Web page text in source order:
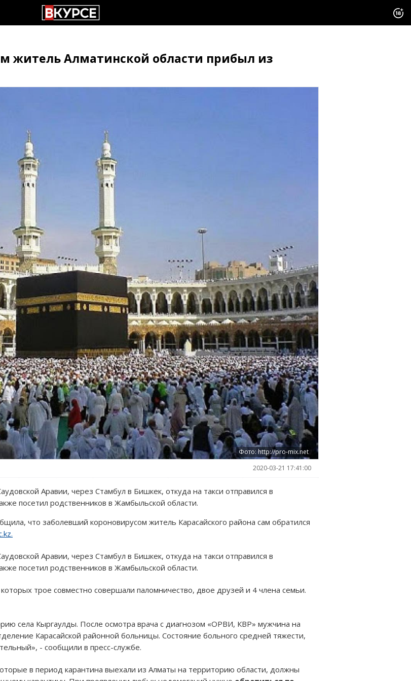
житель Алматинской области прибыл из
Фото: http://pro-mix.net
2020-03-21 17:41:00
Аравии, через Стамбул в Бишкек, откуда на такси отправился в
посетил родственников в Жамбыльской области.
что заболевший короновирусом житель Карасайского района сам обратился
Аравии, через Стамбул в Бишкек, откуда на такси отправился в
посетил родственников в Жамбыльской области.
трое совместно совершали паломничество, двое друзей и 4 члена семьи.
села Кыргаулды. После осмотра врача с диагнозом «ОРВИ, КВР» мужчина на
Карасайской районной больницы. Состояние больного средней тяжести,
- сообщили в пресс-службе.
в период карантина выехали из Алматы на территорию области, должны